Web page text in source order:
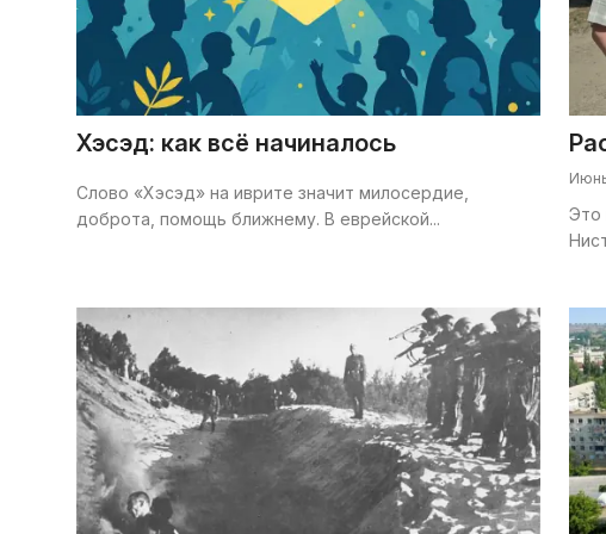
Хэсэд: как всё начиналось
Слово «Хэсэд» на иврите значит милосердие,
доброта, помощь ближнему. В еврейской...
Это